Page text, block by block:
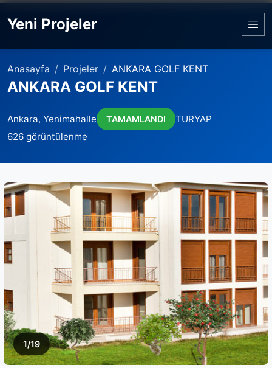
Yeni Projeler
Anasayfa Projeler ANKARA GOLF KENT
ANKARA GOLF KENT
Ankara, Yenimahalle TAMAMLANDI
TURYAP
626 görüntülenme
1/19